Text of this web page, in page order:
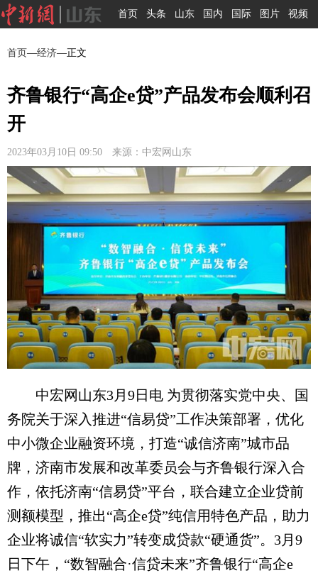
首页 头条 山东 国内 国际 图片 视频
首页—经济—正文
齐鲁银行“高企e贷”产品发布会顺利召
开
2023年03月10日 09:50 来源：中宏网山东
中宏网山东3月9日电 为贯彻落实党中央、国
务院关于深入推进“信易贷”工作决策部署，优化
中小微企业融资环境，打造“诚信济南”城市品
牌，济南市发展和改革委员会与齐鲁银行深入合
作，依托济南“信易贷”平台，联合建立企业贷前
测额模型，推出“高企e贷”纯信用特色产品，助力
企业将诚信“软实力”转变成贷款“硬通货”。3月9
日下午，“数智融合·信贷未来”齐鲁银行“高企e